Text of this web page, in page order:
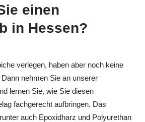
einen
in Hessen?
verlegen, haben aber noch keine
nehmen Sie an unserer
lernen Sie, wie Sie diesen
fachgerecht aufbringen. Das
auch Epoxidharz und Polyurethan